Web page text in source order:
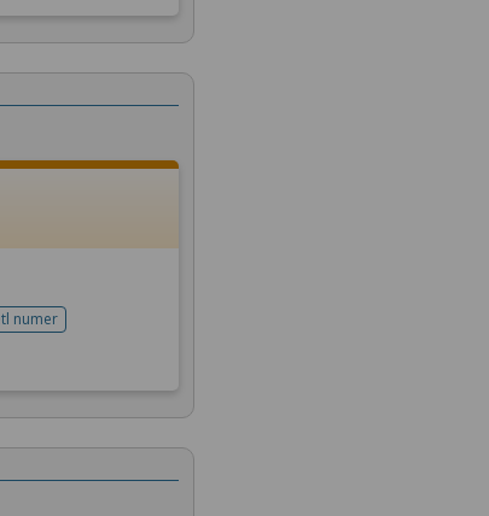
numer
telefonu do rejestracji